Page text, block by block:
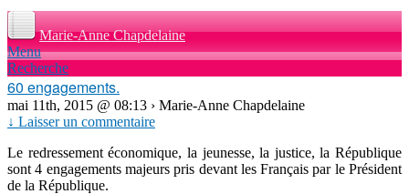
Marie-Anne Chapdelaine
Menu
Recherche
60 engagements.
mai 11th, 2015 @ 08:13 › Marie-Anne Chapdelaine
↓ Laisser un commentaire
Le redressement économique, la jeunesse, la justice, la République
sont 4 engagements majeurs pris devant les Français par le Président
de la République.